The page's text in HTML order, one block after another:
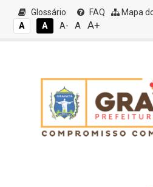
Glossário FAQ Mapa
A
A A- A A+